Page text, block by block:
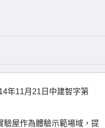
年11月21日中建智字第
驗屋作為體驗示範場域，提